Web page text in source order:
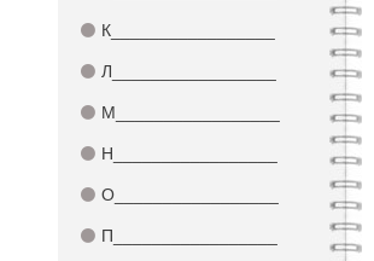
⚫ К_________________
⚫ Л_________________
⚫ М_________________
⚫ Н_________________
⚫ О_________________
⚫ П_________________